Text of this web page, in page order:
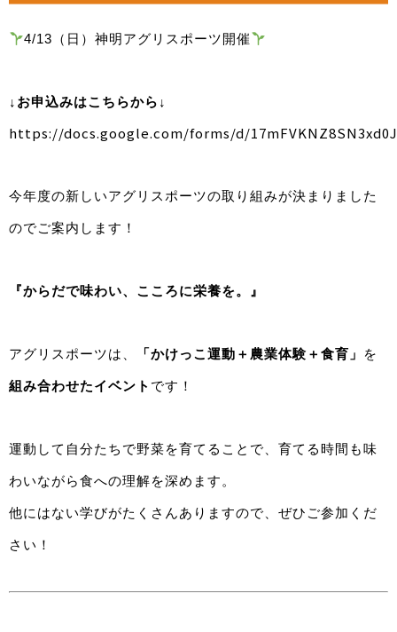
4/13（日）神明アグリスポーツ開催
↓お申込みはこちらから↓
https://docs.google.com/forms/d/
今年度の新しいアグリスポーツの取り組みが決まりました
のでご案内します！
『からだで味わい、こころに栄養を。』
アグリスポーツは、 「かけっこ運動＋農業体験＋食育」 を
組み合わせたイベント です！
運動して自分たちで野菜を育てることで、育てる時間も味
わいながら食への理解を深めます。
他にはない学びがたくさんありますので、ぜひご参加くだ
さい！